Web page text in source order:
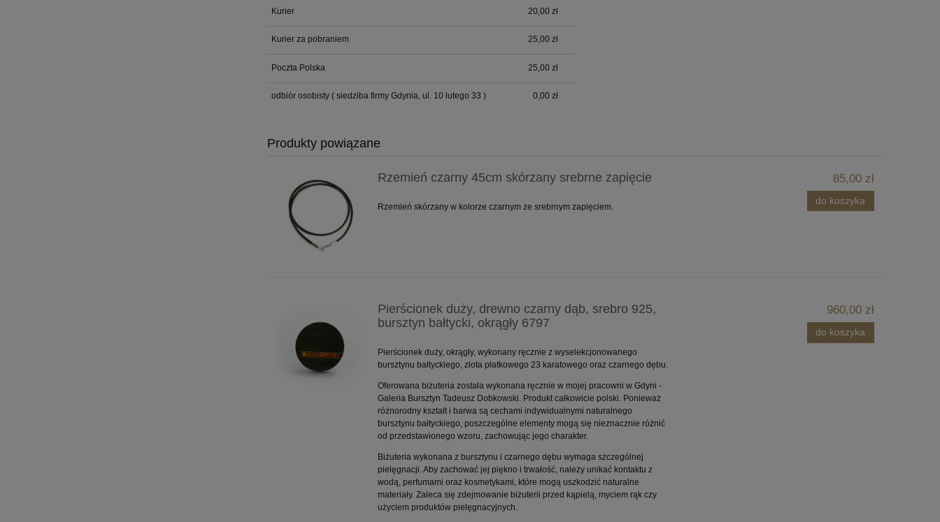
Kurier 20,00 zł
Kurier za pobraniem 25,00 zł
Poczta Polska 25,00 zł
odbiór osobisty ( siedziba firmy Gdynia, ul. 10 lutego 33 ) 0,00 zł
Produkty powiązane
Rzemień czarny 45cm skórzany srebrne zapięcie
Rzemień skórzany w kolorze czarnym ze srebrnym zapięciem.
85,00 zł
do koszyka
Pierścionek duży, drewno czarny dąb, srebro 925,
bursztyn bałtycki, okrągły 6797
Pierścionek duży, okrągły, wykonany ręcznie z wyselekcjonowanego
bursztynu bałtyckiego, złota płatkowego 23 karatowego oraz czarnego dębu.
Oferowana biżuteria została wykonana ręcznie w mojej pracowni w Gdyni -
Galeria Bursztyn Tadeusz Dobkowski. Produkt całkowicie polski. Ponieważ
różnorodny kształt i barwa są cechami indywidualnymi naturalnego
bursztynu bałtyckiego, poszczególne elementy mogą się nieznacznie różnić
od przedstawionego wzoru, zachowując jego charakter.
Biżuteria wykonana z bursztynu i czarnego dębu wymaga szczególnej
pielęgnacji. Aby zachować jej piękno i trwałość, należy unikać kontaktu z
wodą, perfumami oraz kosmetykami, które mogą uszkodzić naturalne
materiały. Zaleca się zdejmowanie biżuterii przed kąpielą, myciem rąk czy
użyciem produktów pielęgnacyjnych.
960,00 zł
do koszyka